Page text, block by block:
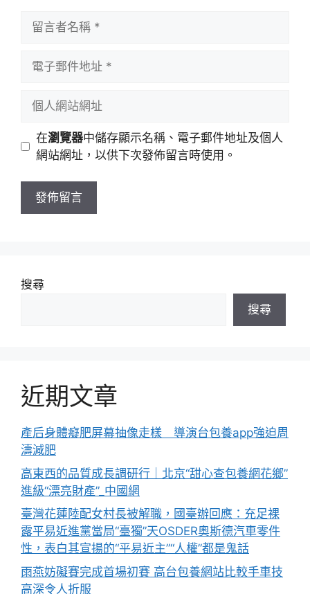
址
站
址
在瀏覽器中儲存顯示名稱、電子郵件地址及個人
網站網址，以供下次發佈留言時使用。
搜尋
搜尋
近期文章
產后身體癡肥屏幕抽像走樣 導演台包養app強迫周
濤減肥
高東西的品質成長調研行｜北京“甜心查包養網花鄉”
進級“漂亮財產”_中國網
臺灣花蓮陸配女村長被解職，國臺辦回應：充足裸
露平易近進黨當局“臺獨”天OSDER奧斯德汽車零件
性，表白其宣揚的“平易近主”“人權”都是鬼話
雨燕妨礙賽完成首場初賽 高台包養網站比較手車技
高深令人折服